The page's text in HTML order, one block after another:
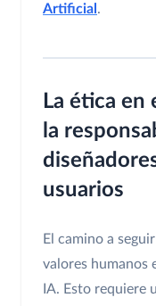
Artificial .
La ética
la
usuarios
El camino a
valores humanos
IA. Esto requiere